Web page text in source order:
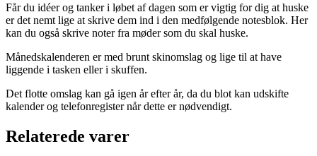
Får du idéer og tanker i løbet af dagen som er vigtig for dig at huske
er det nemt lige at skrive dem ind i den medfølgende notesblok. Her
kan du også skrive noter fra møder som du skal huske.
Månedskalenderen er med brunt skinomslag og lige til at have
liggende i tasken eller i skuffen.
Det flotte omslag kan gå igen år efter år, da du blot kan udskifte
kalender og telefonregister når dette er nødvendigt.
Relaterede varer